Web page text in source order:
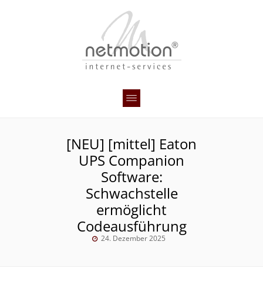
[NEU] [mittel] Eaton
UPS Companion
Software:
Schwachstelle
ermöglicht
Codeausführung
24. Dezember 2025